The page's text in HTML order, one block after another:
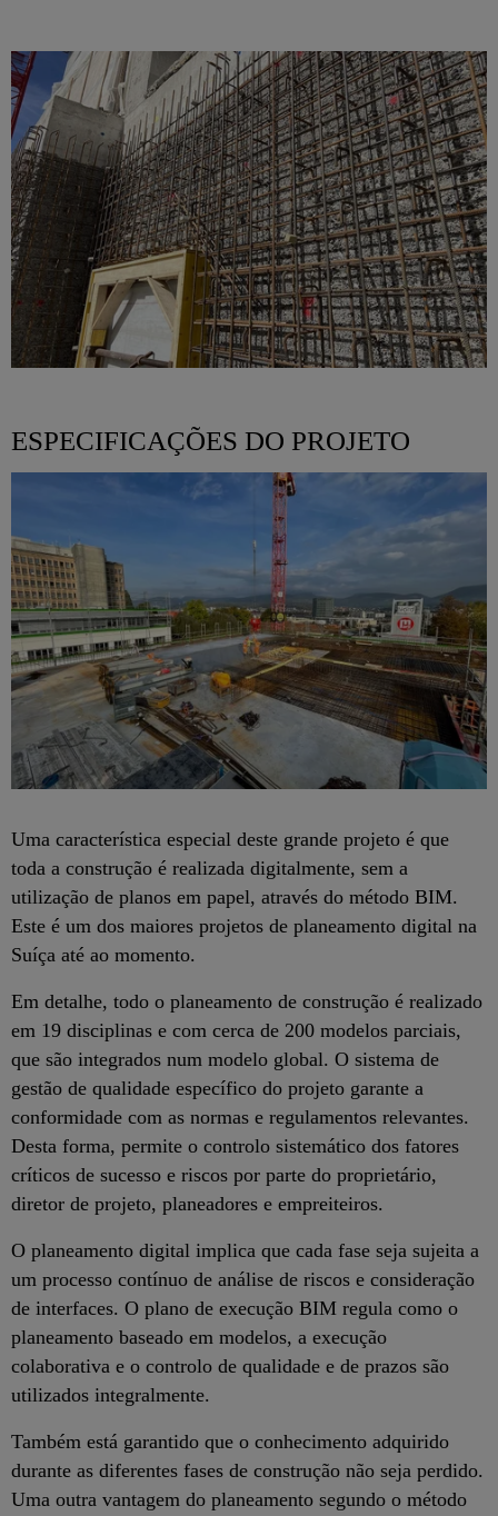
ESPECIFICAÇÕES DO PROJETO
Uma característica especial deste grande projeto é que
toda a construção é realizada digitalmente, sem a
utilização de planos em papel, através do método BIM.
Este é um dos maiores projetos de planeamento digital na
Suíça até ao momento.
Em detalhe, todo o planeamento de construção é realizado
em 19 disciplinas e com cerca de 200 modelos parciais,
que são integrados num modelo global. O sistema de
gestão de qualidade específico do projeto garante a
conformidade com as normas e regulamentos relevantes.
Desta forma, permite o controlo sistemático dos fatores
críticos de sucesso e riscos por parte do proprietário,
diretor de projeto, planeadores e empreiteiros.
O planeamento digital implica que cada fase seja sujeita a
um processo contínuo de análise de riscos e consideração
de interfaces. O plano de execução BIM regula como o
planeamento baseado em modelos, a execução
colaborativa e o controlo de qualidade e de prazos são
utilizados integralmente.
Também está garantido que o conhecimento adquirido
durante as diferentes fases de construção não seja perdido.
Uma outra vantagem do planeamento segundo o método